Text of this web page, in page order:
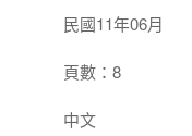
民國11年06月
頁數：8
中文